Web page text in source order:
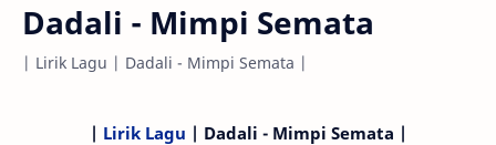
Dadali - Mimpi Semata
| Lirik Lagu | Dadali - Mimpi Semata |
| Lirik Lagu | Dadali - Mimpi Semata |